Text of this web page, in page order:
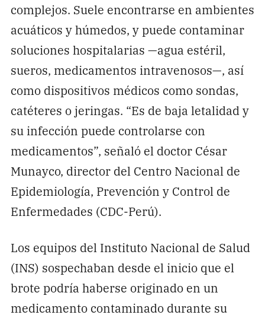
complejos. Suele encontrarse en ambientes
acuáticos y húmedos, y puede contaminar
soluciones hospitalarias —agua estéril,
sueros, medicamentos intravenosos—, así
como dispositivos médicos como sondas,
catéteres o jeringas. “Es de baja letalidad y
su infección puede controlarse con
medicamentos”, señaló el doctor César
Munayco, director del Centro Nacional de
Epidemiología, Prevención y Control de
Enfermedades (CDC-Perú).
Los equipos del Instituto Nacional de Salud
(INS) sospechaban desde el inicio que el
brote podría haberse originado en un
medicamento contaminado durante su